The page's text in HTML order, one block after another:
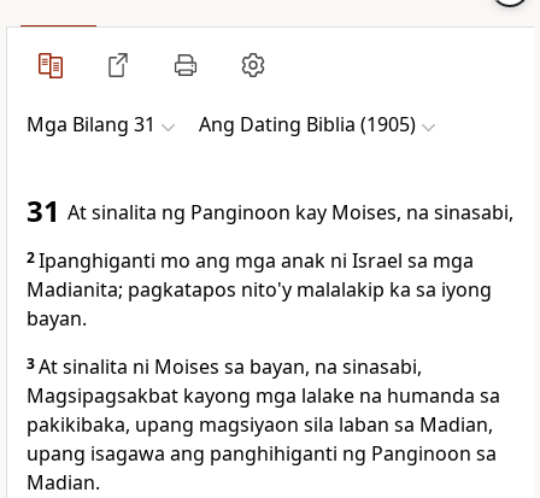
Mga Bilang 31 Ang Dating Biblia (1905)
31 At sinalita ng Panginoon kay Moises, na sinasabi,
2Ipanghiganti mo ang mga anak ni Israel sa mga
Madianita; pagkatapos nito'y malalakip ka sa iyong
bayan.
3At sinalita ni Moises sa bayan, na sinasabi,
Magsipagsakbat kayong mga lalake na humanda sa
pakikibaka, upang magsiyaon sila laban sa Madian,
upang isagawa ang panghihiganti ng Panginoon sa
Madian.